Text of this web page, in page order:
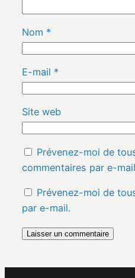
Nom *
E-mail *
Site web
Prévenez-moi de
commentaires par e-
Prévenez-moi de
par e-mail.